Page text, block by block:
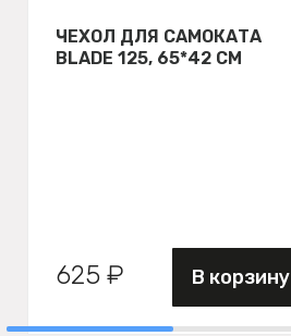
ЧЕХОЛ ДЛЯ САМОКАТА
BLADE 125, 65*42 СМ
625 ₽ В корзину